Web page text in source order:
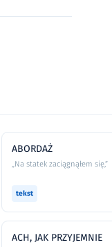
ABORDAŻ
„Na statek zaciągnąłem się,”
tekst
ACH, JAK PRZYJEMNIE